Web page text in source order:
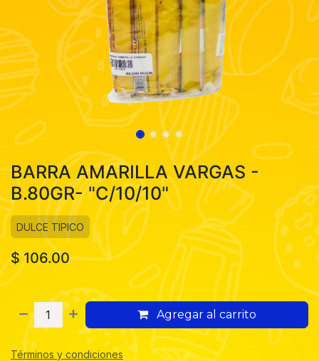
BARRA AMARILLA VARGAS -
B.80GR- "C/10/10"
DULCE TIPICO
$106.00
Agregar al carrito
Términos y condiciones